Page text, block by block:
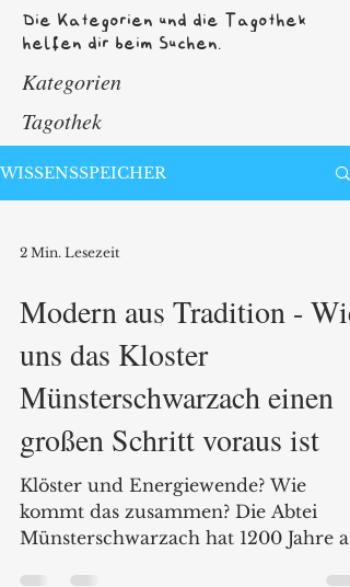
WISSENSSPEICHER
2 Min. Lesezeit
Modern aus Tradition - Wie
uns das Kloster
Münsterschwarzach einen
großen Schritt voraus ist
Klöster und Energiewende? Wie
kommt das zusammen? Die Abtei
Münsterschwarzach hat 1200 Jahre
Kategorien
Tagothek
Die Kategorien und die Tagothek
helfen dir beim Suchen.